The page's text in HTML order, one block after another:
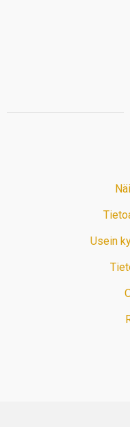
Usein